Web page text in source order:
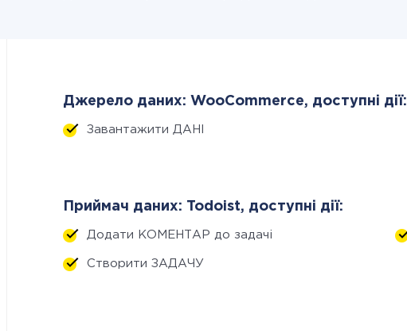
Джерело даних: WooCommerce, доступні дії:
Завантажити ДАНІ
Приймач даних: Todoist, доступні дії:
Додати КОМЕНТАР до задачі
Створити ЗАДАЧУ